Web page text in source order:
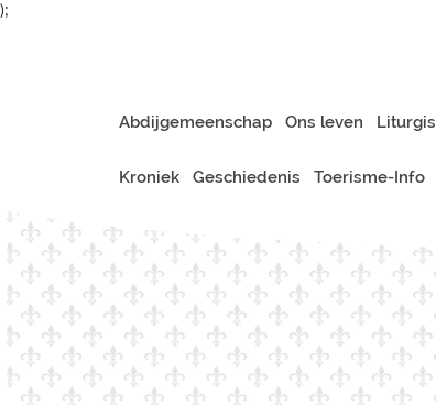
);
Abdijgemeenschap Ons leven
Kroniek Geschiedenis Toerisme-Info